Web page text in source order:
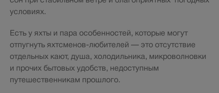
условиях.
Есть у яхты и пара особенностей, которые могут
отпугнуть яхтсменов-любителей — это отсутствие
отдельных кают, душа, холодильника, микроволновки
и прочих бытовых удобств, недоступным
путешественникам прошлого.